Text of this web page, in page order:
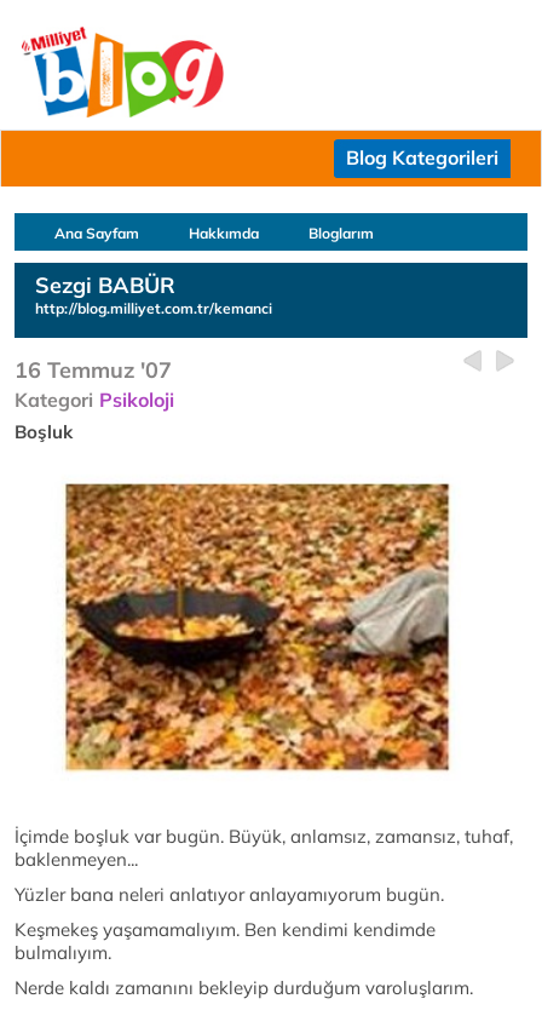
Blog Kategorileri
Ana Sayfam Hakkımda Bloglarım
Sezgi BABÜR
http://blog.milliyet.com.tr/kemanci
16 Temmuz '07
Kategori Psikoloji
Boşluk
İçimde boşluk var bugün. Büyük, anlamsız, zamansız, tuhaf,
baklenmeyen...
Yüzler bana neleri anlatıyor anlayamıyorum bugün.
Keşmekeş yaşamamalıyım. Ben kendimi kendimde
bulmalıyım.
Nerde kaldı zamanını bekleyip durduğum varoluşlarım.